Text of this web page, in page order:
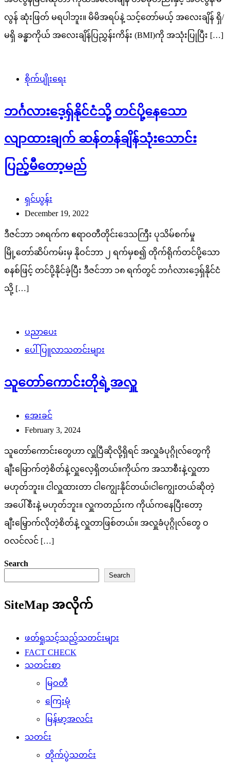
လွန် ဆုံးဖြတ် မရပါဘူး။ မိမိအရပ်နဲ့ သင့်တော်မယ့် အလေးချိန် ရှိ/
မရှိ ခန္ဓာကိုယ် အလေးချိန်ပြညွှန်းကိန်း (BMI)ကို အသုံးပြုပြီး […]
စိုက်ပျိုးရေး
ဘင်္ဂလားဒေ့ရှ်နိုင်ငံသို့ တင်ပို့နေသော
လျာထားချက် ဆန်တန်ချိန်သုံးသောင်း
ပြည့်မီတော့မည်
ရှင်ယွန်း
December 19, 2022
ဒီဇင်ဘာ ၁၈ရက်က ဧရာဝတီတိုင်းဒေသကြီး ပုသိမ်စက်မှု
မြို့တော်ဆိပ်ကမ်းမှ နိုဝင်ဘာ ၂ ရက်မှစ၍ တိုက်ရိုက်တင်ပို့သော
စနစ်ဖြင့် တင်ပို့နိုင်ခဲ့ပြီး ဒီဇင်ဘာ ၁၈ ရက်တွင် ဘင်္ဂလားဒေ့ရှ်နိုင်ငံ
သို့ […]
ပညာပေး
ပေါ်ပြူလာသတင်းများ
သူတော်ကောင်းတိုရဲ့အလှူ
အေးခင်
February 3, 2024
သူတော်ကောင်းတွေဟာ လှူပြီဆိုလို့ရှိရင် အလှူခံပုဂ္ဂိုလ်တွေကို
ချီးမြောက်တဲ့စိတ်နဲ့လှူလေ့ရှိတယ်။ကိုယ်က အသာစီးနဲ့လှူတာ
မဟုတ်ဘူး။ ငါလှူထားတာ ငါကျွေးနိုင်တယ်၊ငါကျွေးတယ်ဆိုတဲ့
အပေါ်စီးနဲ့ မဟုတ်ဘူး။ လှူကတည်းက ကိုယ်ကနေပြီးတော့
ချီးမြှောက်လိုတဲ့စိတ်နဲ့ လှူတာဖြစ်တယ်။ အလှူခံပုဂ္ဂိုလ်တွေ ဝ
ဝလင်လင် […]
Search
Search
SiteMap အလိုက်
ဖတ်ရှုသင့်သည့်သတင်းများ
FACT CHECK
သတင်းစာ
မြဝတီ
ကြေးမုံ
မြန်မာ့အလင်း
သတင်း
တိုက်ပွဲသတင်း